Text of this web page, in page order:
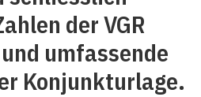
der VGR
umfassende
Konjunkturlage.